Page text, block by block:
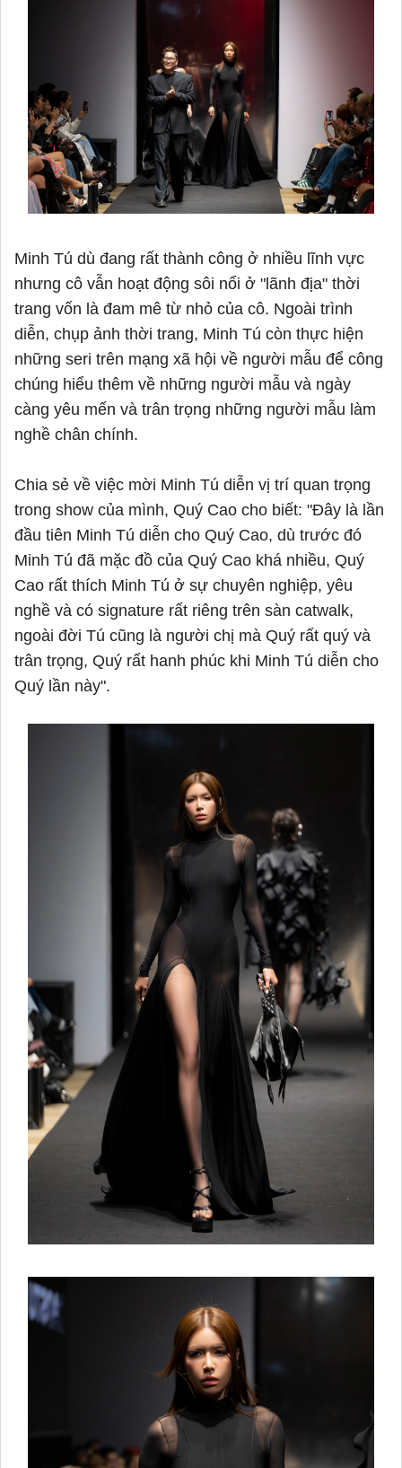
Minh Tú dù đang rất thành công ở nhiều lĩnh vực
nhưng cô vẫn hoạt động sôi nổi ở "lãnh địa" thời
trang vốn là đam mê từ nhỏ của cô. Ngoài trình
diễn, chụp ảnh thời trang, Minh Tú còn thực hiện
những seri trên mạng xã hội về người mẫu để công
chúng hiểu thêm về những người mẫu và ngày
càng yêu mến và trân trọng những người mẫu làm
nghề chân chính.
Chia sẻ về việc mời Minh Tú diễn vị trí quan trọng
trong show của mình, Quý Cao cho biết: "Đây là lần
đầu tiên Minh Tú diễn cho Quý Cao, dù trước đó
Minh Tú đã mặc đồ của Quý Cao khá nhiều, Quý
Cao rất thích Minh Tú ở sự chuyên nghiệp, yêu
nghề và có signature rất riêng trên sàn catwalk,
ngoài đời Tú cũng là người chị mà Quý rất quý và
trân trọng, Quý rất hanh phúc khi Minh Tú diễn cho
Quý lần này".